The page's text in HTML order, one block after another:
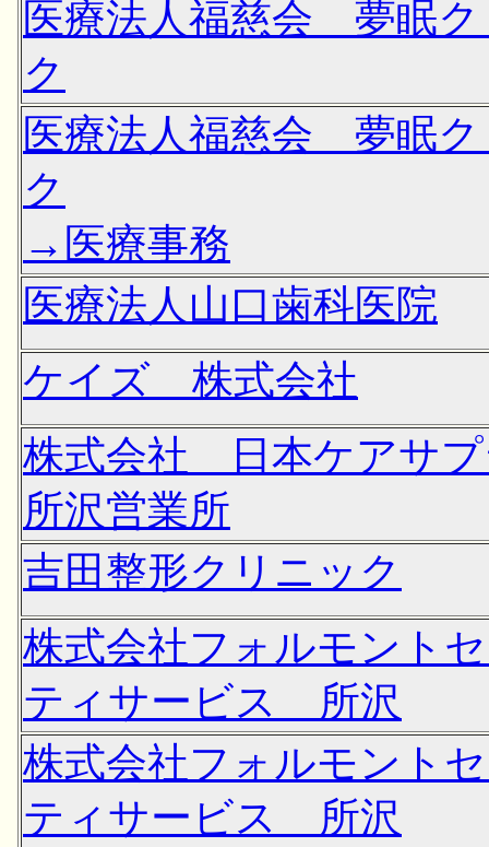
医療法人福慈会 夢眠ク
ク
医療法人福慈会 夢眠ク
ク
→医療事務
医療法人山口歯科医院
ケイズ 株式会社
株式会社 日本ケアサ
所沢営業所
吉田整形クリニック
株式会社フォルモント
ティサービス 所沢
株式会社フォルモント
ティサービス 所沢